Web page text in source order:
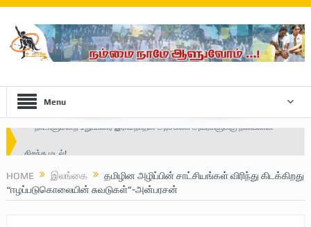
Menu
விடுதலைப் பெருமூச்சு : பிரிகேடியர் தீபன்
HOME இலங்கை
தமிழின அழிப்பின் சாட்சியங்கள் விரிந்து கிடக்கிறது
“ஈழப்படுகொலையின் சுவடுகள்”-அன்பரசன்